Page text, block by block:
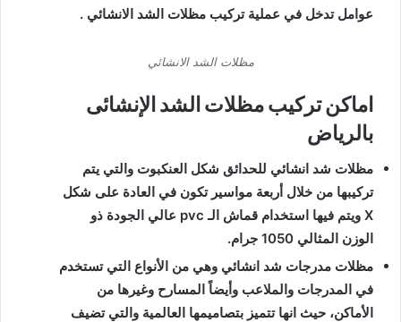
عوامل تدخل في عملية تركيب مظلات الشد الانشائي .
مظلات الشد الانشائي
اماكن تركيب مظلات الشد الإنشائى
بالرياض
مظلات شد انشائي للحدائق شكل العنكبوت والتي يتم
تركيبها من خلال أربعة مواسير تكون في العادة على شكل
X ويتم فيها استخدام قماش الـ pvc عالي الجودة ذو
الوزن المثالي 1050 جرام.
مظلات مدرجات شد انشائي وهي من الأنواع التي تستخدم
في المدرجات والملاعب وأيضاً المسارح وغيرها من
الأماكن، حيث انها تتميز بتصاميمها العالمية والتي تضيف